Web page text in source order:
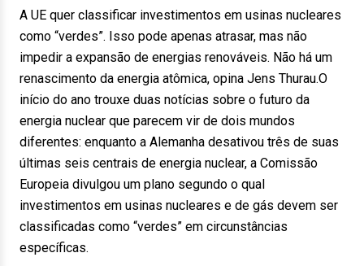
A UE quer classificar investimentos em usinas nucleares
como “verdes”. Isso pode apenas atrasar, mas não
impedir a expansão de energias renováveis. Não há um
renascimento da energia atômica, opina Jens Thurau.O
início do ano trouxe duas notícias sobre o futuro da
energia nuclear que parecem vir de dois mundos
diferentes: enquanto a Alemanha desativou três de suas
últimas seis centrais de energia nuclear, a Comissão
Europeia divulgou um plano segundo o qual
investimentos em usinas nucleares e de gás devem ser
classificadas como “verdes” em circunstâncias
específicas.